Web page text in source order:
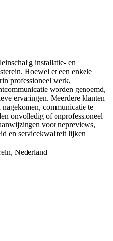
installatie- en
Hoewel er een enkele
professioneel werk,
worden genoemd,
ervaringen. Meerdere klanten
communicatie te
onvolledig of onprofessioneel
voor nepreviews,
en servicekwaliteit lijken
Nederland